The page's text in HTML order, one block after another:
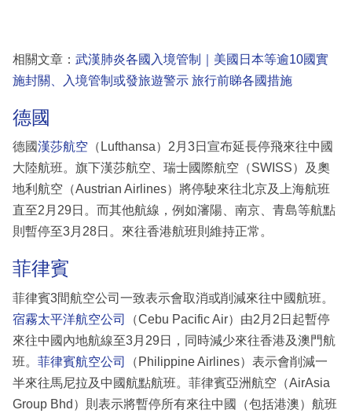
相關文章： 武漢肺炎各國入境管制｜美國日本等逾10國實
施封關、入境管制或發旅遊警示 旅行前睇各國措施
德國
德國漢莎航空 （Lufthansa）2月3日宣布延長停飛來往中國
大陸航班。旗下漢莎航空、瑞士國際航空（SWISS）及奧
地利航空（Austrian Airlines）將停駛來往北京及上海航班
直至2月29日。而其他航線，例如瀋陽、南京、青島等航點
則暫停至3月28日。來往香港航班則維持正常。
菲律賓
菲律賓3間航空公司一致表示會取消或削減來往中國航班。
宿霧太平洋航空公司
（Cebu Pacific Air）由2月2日起暫停
來往中國內地航線至3月29日，同時減少來往香港及澳門航
班。 菲律賓航空公司
（Philippine Airlines）表示會削減一
半來往馬尼拉及中國航點航班。菲律賓亞洲航空（AirAsia
Group Bhd）則表示將暫停所有來往中國（包括港澳）航班